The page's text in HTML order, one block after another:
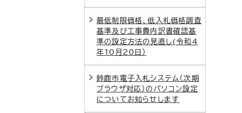
最低制限価格、低入札価格調査
基準及び工事費内訳書確認基
準の設定方法の見直し(令和4
年10月20日）
鈴鹿市電子入札システム（次期
ブラウザ対応）のパソコン設定
についてお知らせします